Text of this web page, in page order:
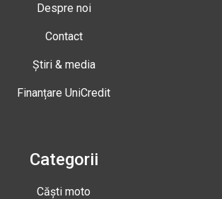
Despre noi
Contact
Știri & media
Finanțare UniCredit
Categorii
Căști moto